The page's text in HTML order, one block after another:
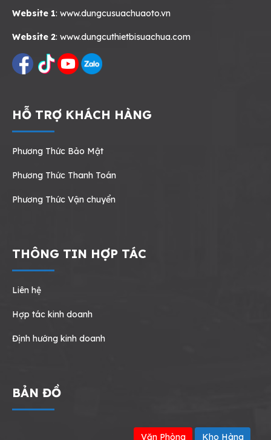
Website 1: www.dungcusuachuaoto.vn
Website 2: www.dungcuthietbisuachua.com
HỖ TRỢ KHÁCH HÀNG
Phương Thức Bảo Mật
Phương Thức Thanh Toán
Phương Thức Vận chuyển
THÔNG TIN HỢP TÁC
Liên hệ
Hợp tác kinh doanh
Định hướng kinh doanh
BẢN ĐỒ
Văn Phòng Kho Hàng